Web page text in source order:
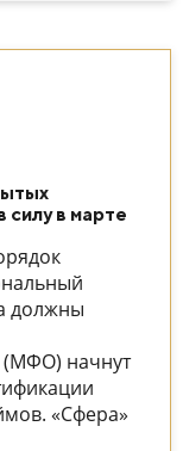
силу в марте
должны
начнут
«Сфера»